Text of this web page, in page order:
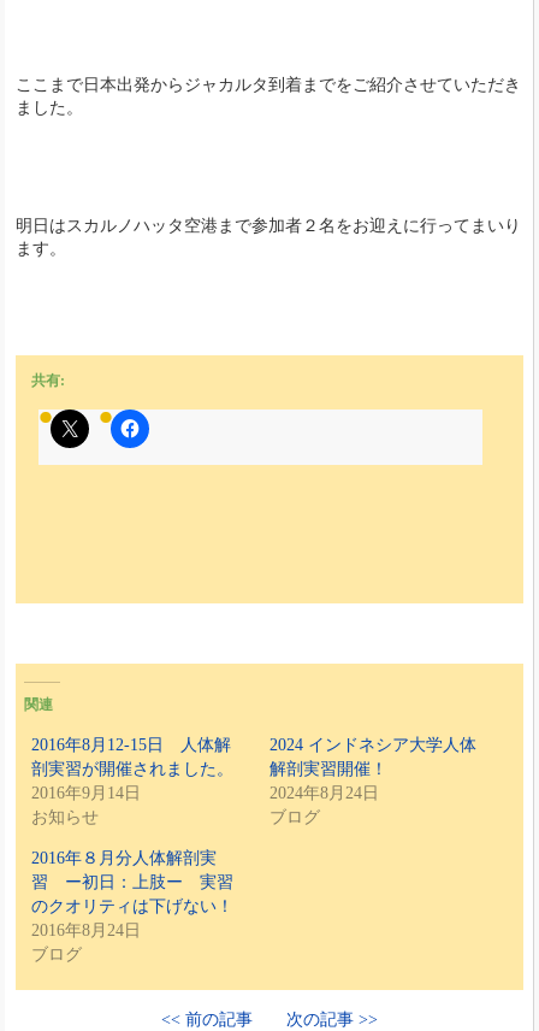
ここまで日本出発からジャカルタ到着までをご紹介させていただき
ました。
明日はスカルノハッタ空港まで参加者２名をお迎えに行ってまいり
ます。
共有:
関連
2016年8月12-15日 人体解
剖実習が開催されました。
2016年9月14日
お知らせ
2024 インドネシア大学人体
解剖実習開催！
2024年8月24日
ブログ
2016年８月分人体解剖実
習 ー初日：上肢ー 実習
のクオリティは下げない！
2016年8月24日
ブログ
<< 前の記事 次の記事 >>